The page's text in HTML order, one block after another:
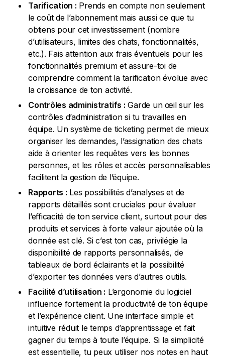
Tarification : Prends en compte non seulement
le coût de l’abonnement mais aussi ce que tu
obtiens pour cet investissement (nombre
d’utilisateurs, limites des chats, fonctionnalités,
etc.). Fais attention aux frais éventuels pour les
fonctionnalités premium et assure-toi de
comprendre comment la tarification évolue avec
la croissance de ton activité.
Contrôles administratifs : Garde un œil sur les
contrôles d’administration si tu travailles en
équipe. Un système de ticketing permet de mieux
organiser les demandes, l’assignation des chats
aide à orienter les requêtes vers les bonnes
personnes, et les rôles et accès personnalisables
facilitent la gestion de l’équipe.
Rapports : Les possibilités d’analyses et de
rapports détaillés sont cruciales pour évaluer
l’efficacité de ton service client, surtout pour des
produits et services à forte valeur ajoutée où la
donnée est clé. Si c’est ton cas, privilégie la
disponibilité de rapports personnalisés, de
tableaux de bord éclairants et la possibilité
d’exporter tes données vers d’autres outils.
Facilité d’utilisation : L’ergonomie du logiciel
influence fortement la productivité de ton équipe
et l’expérience client. Une interface simple et
intuitive réduit le temps d’apprentissage et fait
gagner du temps à toute l’équipe. Si la simplicité
est essentielle, tu peux utiliser nos notes en haut